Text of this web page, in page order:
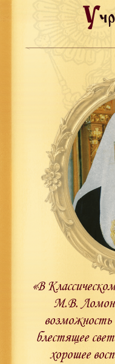
У
«В
М.В.
блестящее
хорошее